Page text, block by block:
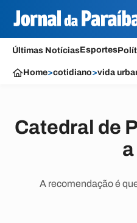
Últimas NotíciasEsportes
Home>cotidiano>vida
Catedral de
A recomendação é